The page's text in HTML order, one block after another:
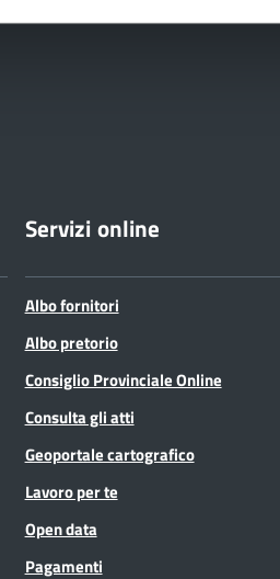
Servizi online
Albo fornitori
Albo pretorio
Consiglio Provinciale Online
Consulta gli atti
Geoportale cartografico
Lavoro per te
Open data
Pagamenti